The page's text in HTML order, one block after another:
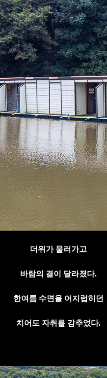
더위가 물러가고
바람의 결이 달라졌다.
한여름 수면을 어지럽히던
치어도 자취를 감추었다.